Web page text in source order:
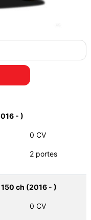
- )
0 CV
2 portes
150 ch (2016 - )
0 CV